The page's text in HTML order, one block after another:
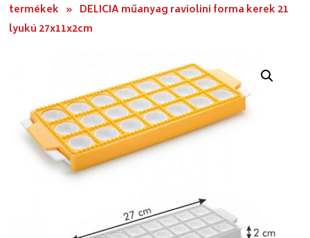
termékek » DELICIA műanyag raviolini forma kerek 21
lyukú 27x11x2cm